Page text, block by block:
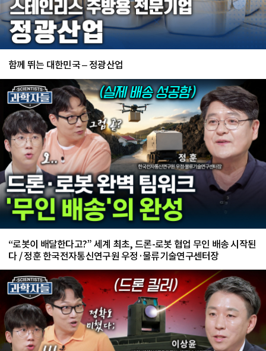
함께 뛰는 대한민국 – 정광산업
“로봇이 배달한다고?” 세계 최초, 드론-로봇 협업 무인 배송 시작된
다 / 정훈 한국전자통신연구원 우정·물류기술연구센터장